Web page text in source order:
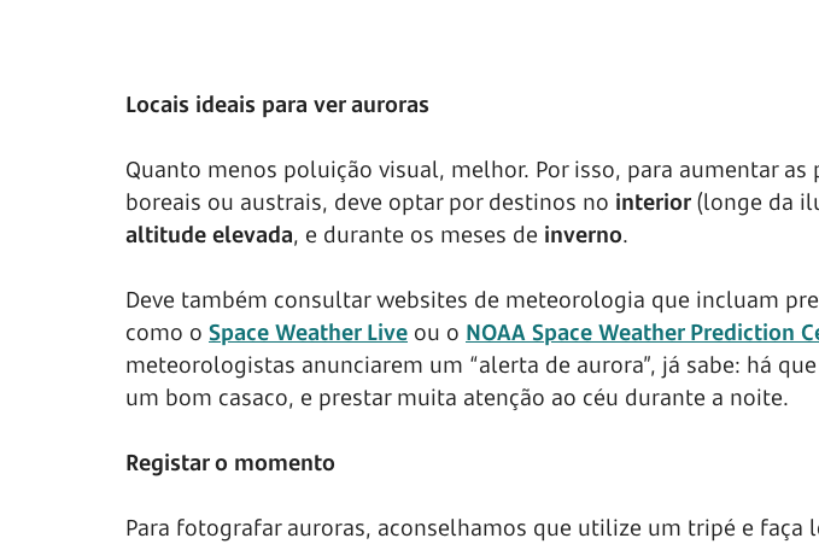
Locais ideais para ver auroras
Quanto menos poluição visual, melhor. Por isso, para aumentar as
boreais ou austrais, deve optar por destinos no interior (longe da
altitude elevada, e durante os meses de inverno.
Deve também consultar websites de meteorologia que incluam
como o Space Weather Live ou o NOAA Space Weather Prediction
meteorologistas anunciarem um “alerta de aurora”, já sabe: há
um bom casaco, e prestar muita atenção ao céu durante a noite.
Registar o momento
Para fotografar auroras, aconselhamos que utilize um tripé e faça